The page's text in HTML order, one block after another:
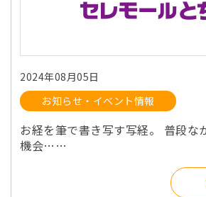
2024年08月05日
お知らせ・イベント情報
お経を筆で書き写す写経。 普段な
機会……